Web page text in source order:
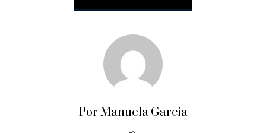
Por Manuela García